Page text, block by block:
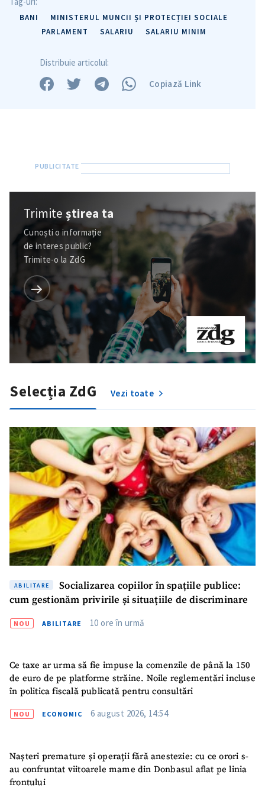
Trimite o informație
in English
на русском
BANI
MINISTERUL MUNCII ȘI PROTECȚIEI SOCIALE
PARLAMENT
SALARIU SALARIU MINIM
Distribuie articolul:
Copiază Link
Trimiteștirea ta
Cunoști o informație
de interes public?
Trimite-o la ZdG
Selecția ZdG Vezi toate
ABILITARE
Socializarea copiilor în spațiile publice:
cum gestionăm privirile și situațiile de discriminare
NOU ABILITARE 10 ore în urmă
Ce taxe ar urma să fie impuse la comenzile de până la 150
de euro de pe platforme străine. Noile reglementări incluse
în politica fiscală publicată pentru consultări
NOU ECONOMIC 6 august 2026, 14:54
Nașteri premature și operații fără anestezie: cu ce orori s-
au confruntat viitoarele mame din Donbasul aflat pe linia
frontului